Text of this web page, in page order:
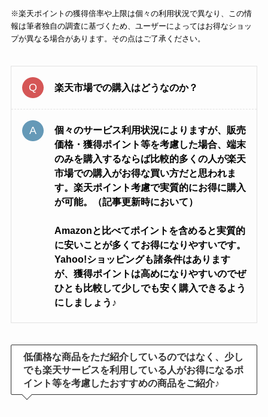
※楽天ポイントの獲得倍率や上限は個々の利用状況で異なり、この情
報は筆者独自の調査に基づくため、ユーザーによってはお得なショッ
プが異なる場合があります。その点はご了承ください。
楽天市場での購入はどうなのか？
個々のサービス利用状況によりますが、販売
価格・獲得ポイント等を考慮した場合、端末
のみを購入するならば比較的多くの人が楽天
市場での購入がお得な買い方だと思われま
す。楽天ポイント考慮で実質的にお得に購入
が可能。（記事更新時において）
Amazonと比べてポイントを含めると実質的
に安いことが多くてお得になりやすいです。
Yahoo!ショッピングも諸条件はあります
が、獲得ポイントは高めになりやすいのでぜ
ひとも比較して少しでも安く購入できるよう
にしましょう♪
低価格な商品をただ紹介しているのではなく、少し
でも楽天サービスを利用している人がお得になるポ
イント等を考慮したおすすめの商品をご紹介♪